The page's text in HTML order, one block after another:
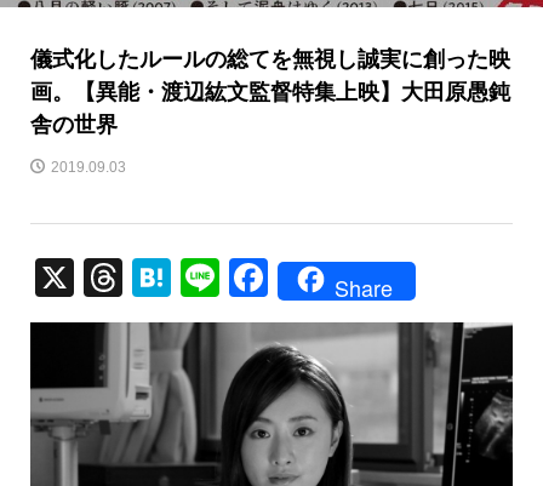
儀式化したルールの総てを無視し誠実に創った映
画。【異能・渡辺紘文監督特集上映】大田原愚鈍
舎の世界
2019.09.03
X
T
hr
e
a
d
s
H
at
e
n
a
Li
n
F
a
c
e
b
o
Share